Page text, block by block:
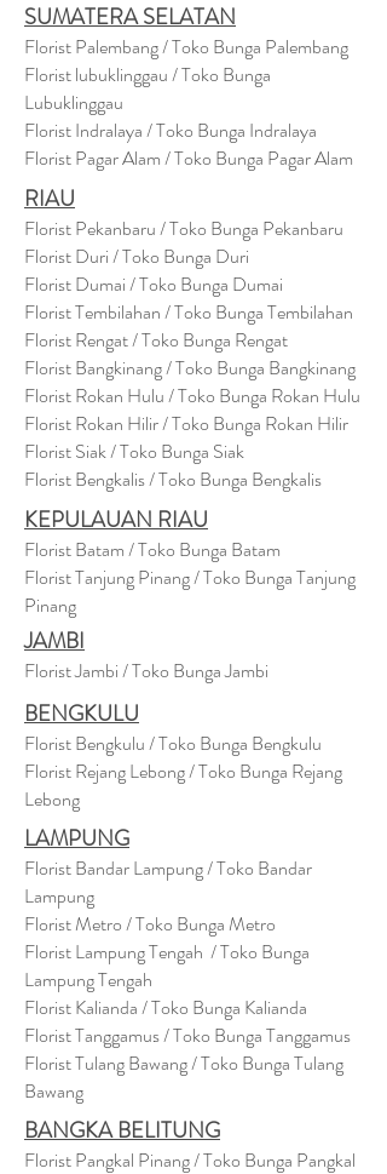
SUMATERA SELATAN
Florist Palembang / Toko Bunga Palembang
Florist lubuklinggau / Toko Bunga
Lubuklinggau
Florist Indralaya / Toko Bunga Indralaya
Florist Pagar Alam / Toko Bunga Pagar Alam
RIAU
Florist Pekanbaru / Toko Bunga Pekanbaru
Florist Duri / Toko Bunga Duri
Florist Dumai / Toko Bunga Dumai
Florist Tembilahan / Toko Bunga Tembilahan
Florist Rengat / Toko Bunga Rengat
Florist Bangkinang / Toko Bunga Bangkinang
Florist Rokan Hulu / Toko Bunga Rokan Hulu
Florist Rokan Hilir / Toko Bunga Rokan Hilir
Florist Siak / Toko Bunga Siak
Florist Bengkalis / Toko Bunga Bengkalis
KEPULAUAN RIAU
Florist Batam / Toko Bunga Batam
Florist Tanjung Pinang / Toko Bunga Tanjung
Pinang
JAMBI
Florist Jambi / Toko Bunga Jambi
BENGKULU
Florist Bengkulu / Toko Bunga Bengkulu
Florist Rejang Lebong / Toko Bunga Rejang
Lebong
LAMPUNG
Florist Bandar Lampung / Toko Bandar
Lampung
Florist Metro / Toko Bunga Metro
Florist Lampung Tengah / Toko Bunga
Lampung Tengah
Florist Kalianda / Toko Bunga Kalianda
Florist Tanggamus / Toko Bunga Tanggamus
Florist Tulang Bawang / Toko Bunga Tulang
Bawang
BANGKA BELITUNG
Florist Pangkal Pinang / Toko Bunga Pangkal